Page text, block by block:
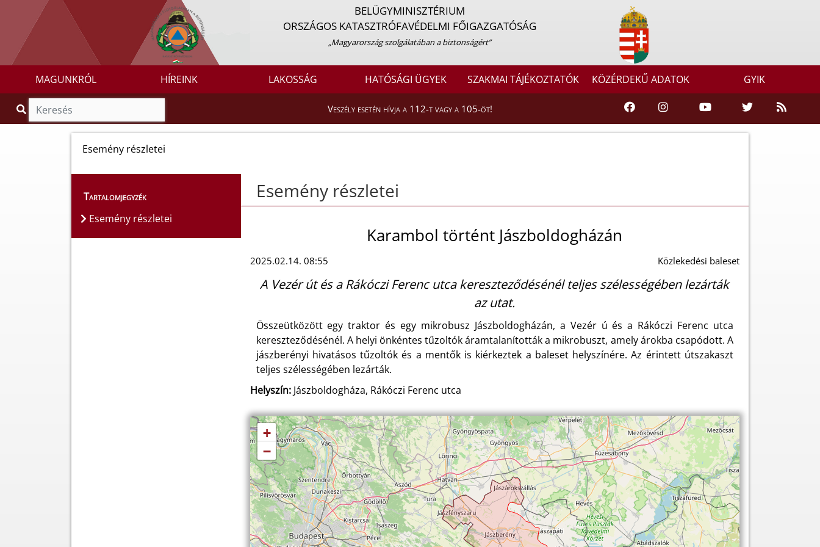
BELÜGYMINISZTÉRIUM
ORSZÁGOS KATASZTRÓFAVÉDELMI FŐIGAZGATÓSÁG
„Magyarország szolgálatában a biztonságért”
MAGUNKRÓL HÍREINK LAKOSSÁG HATÓSÁGI ÜGYEK SZAKMAI TÁJÉKOZTATÓK KÖZÉRDEKŰ ADATOK GYIK
Veszély esetén hívja a 112-t vagy a 105-öt!
Esemény részletei
Tartalomjegyzék
Esemény részletei
Esemény részletei
Karambol történt Jászboldogházán
2025.02.14. 08:55 Közlekedési baleset
A Vezér út és a Rákóczi Ferenc utca kereszteződésénél teljes szélességében lezárták
az utat.
Összeütközött egy traktor és egy mikrobusz Jászboldogházán, a Vezér ú és a Rákóczi Ferenc utca
kereszteződésénél. A helyi önkéntes tűzoltók áramtalanították a mikrobuszt, amely árokba csapódott. A
jászberényi hivatásos tűzoltók és a mentők is kiérkeztek a baleset helyszínére. Az érintett útszakaszt
teljes szélességében lezárták.
Helyszín:Jászboldogháza, Rákóczi Ferenc utca
+
−